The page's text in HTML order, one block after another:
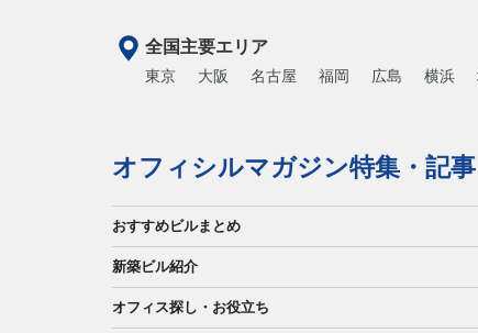
全国主要エリア
東京 大阪 名古屋 福岡 広島 横浜
オフィシルマガジン特集・記事
おすすめビルまとめ
新築ビル紹介
オフィス探し・お役立ち